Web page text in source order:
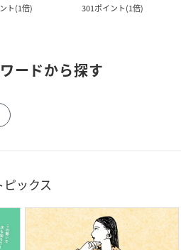
ト(1倍) 301ポイント(1倍)
ードから探す
ピックス